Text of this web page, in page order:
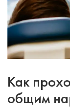
Как
общим